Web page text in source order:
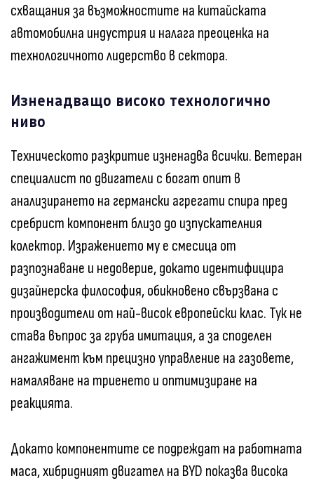
схващания за възможностите на китайската
автомобилна индустрия и налага преоценка на
технологичното лидерство в сектора.
Изненадващо високо технологично
ниво
Техническото разкритие изненадва всички. Ветеран
специалист по двигатели с богат опит в
анализирането на германски агрегати спира пред
сребрист компонент близо до изпускателния
колектор. Изражението му е смесица от
разпознаване и недоверие, докато идентифицира
дизайнерска философия, обикновено свързвана с
производители от най-висок европейски клас. Тук не
става въпрос за груба имитация, а за споделен
ангажимент към прецизно управление на газовете,
намаляване на триенето и оптимизиране на
реакцията.
Докато компонентите се подреждат на работната
маса, хибридният двигател на BYD показва висока